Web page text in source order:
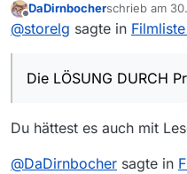
Ich schreibe …
Das kannst Du
überprüfen:
und Du
bei den 10
bemerkt oder gar
Offline
DaDirnbocherschrieb am
zuletzt editiert
@storelg sagte in
Die LÖSUNG DURCH
Du hättest es auch mit
@DaDirnbocher sagte in